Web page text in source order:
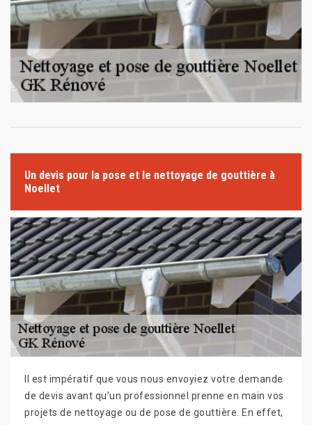
Un devis pour la pose et le nettoyage de gouttière à
Noellet
Il est impératif que vous nous envoyiez votre demande
de devis avant qu’un professionnel prenne en main vos
projets de nettoyage ou de pose de gouttière. En effet,